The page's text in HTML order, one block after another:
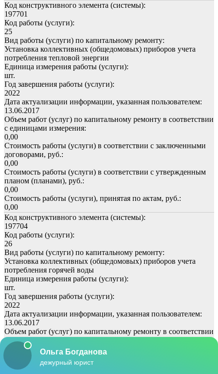
Код конструктивного элемента (системы):
197701
Код работы (услуги):
25
Вид работы (услуги) по капитальному ремонту:
Установка коллективных (общедомовых) приборов учета
потребления тепловой энергии
Единица измерения работы (услуги):
шт.
Год завершения работы (услуги):
2022
Дата актуализации информации, указанная пользователем:
13.06.2017
Объем работ (услуг) по капитальному ремонту в соответствии
с единицами измерения:
0,00
Стоимость работы (услуги) в соответствии с заключенными
договорами, руб.:
0,00
Стоимость работы (услуги) в соответствии с утвержденным
планом (планами), руб.:
0,00
Стоимость работы (услуги), принятая по актам, руб.:
0,00
Код конструктивного элемента (системы):
197704
Код работы (услуги):
26
Вид работы (услуги) по капитальному ремонту:
Установка коллективных (общедомовых) приборов учета
потребления горячей воды
Единица измерения работы (услуги):
шт.
Год завершения работы (услуги):
2022
Дата актуализации информации, указанная пользователем:
13.06.2017
Объем работ (услуг) по капитальному ремонту в соответствии
с единицами измерения:
0,00
Стоимость работы (услуги) в соответствии с заключенными
договорами, руб.: